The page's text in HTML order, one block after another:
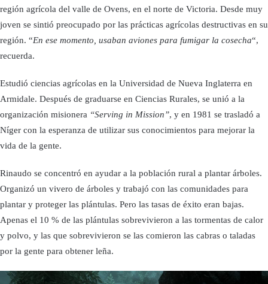
región agrícola del valle de Ovens, en el norte de Victoria. Desde muy
joven se sintió preocupado por las prácticas agrícolas destructivas en su
región. “En ese momento, usaban aviones para fumigar la cosecha“,
recuerda.
Estudió ciencias agrícolas en la Universidad de Nueva Inglaterra en
Armidale. Después de graduarse en Ciencias Rurales, se unió a la
organización misionera “Serving in Mission”, y en 1981 se trasladó a
Níger con la esperanza de utilizar sus conocimientos para mejorar la
vida de la gente.
Rinaudo se concentró en ayudar a la población rural a plantar árboles.
Organizó un vivero de árboles y trabajó con las comunidades para
plantar y proteger las plántulas. Pero las tasas de éxito eran bajas.
Apenas el 10 % de las plántulas sobrevivieron a las tormentas de calor
y polvo, y las que sobrevivieron se las comieron las cabras o taladas
por la gente para obtener leña.